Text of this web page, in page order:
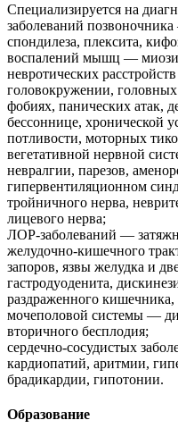
Cпециализируется на
заболеваний
спондилеза, плексита,
воспалений мышц —
невротических
головокружении,
фобиях, панических атак,
бессоннице, хронической
потливости, моторных
вегетативной нервной
невралгии, парезов,
гипервентиляционном
тройничного нерва,
лицевого нерва;
ЛОР-заболеваний —
желудочно-кишечного
запоров, язвы желудка и
гастродуоденита,
раздраженного кишечника,
мочеполовой системы —
вторичного бесплодия;
сердечно-сосудистых
кардиопатий, аритмии,
брадикардии, гипотонии.
Образование